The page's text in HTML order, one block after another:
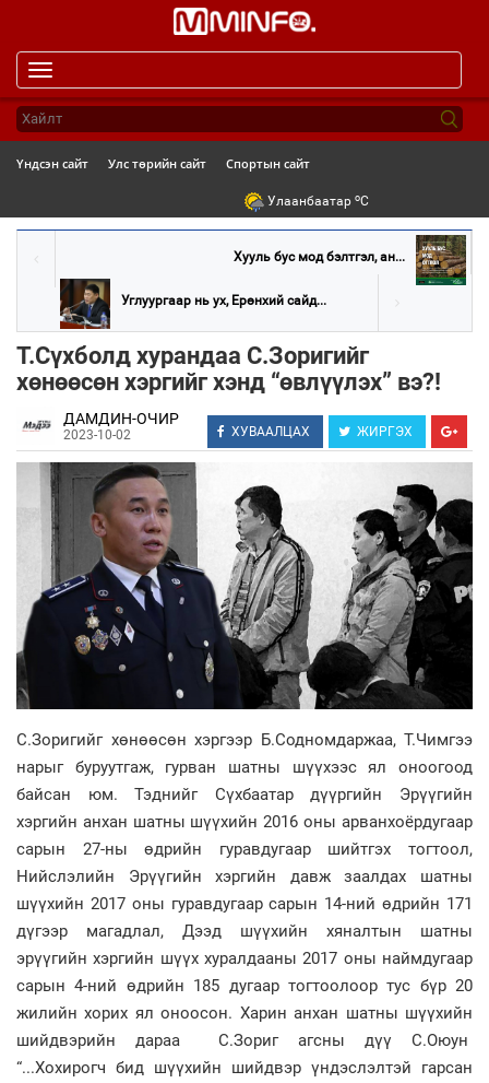
navigation
Үндсэн сайт Улс төрийн сайт Спортын сайт
Улаанбаатар oC
Хууль бус мод бэлтгэл, ан...
Углуургаар нь ух, Ерөнхий сайд...
Т.Сүхболд хурандаа С.Зоригийг
хөнөөсөн хэргийг хэнд “өвлүүлэх” вэ?!
ДАМДИН-ОЧИР
2023-10-02 ХУВААЛЦАХ ЖИРГЭХ
С.Зоригийг хөнөөсөн хэргээр Б.Содномдаржаа, Т.Чимгээ
нарыг буруутгаж, гурван шатны шүүхээс ял оноогоод
байсан юм. Тэднийг Сүхбаатар дүүргийн Эрүүгийн
хэргийн анхан шатны шүүхийн 2016 оны арванхоёрдугаар
сарын 27-ны өдрийн гуравдугаар шийтгэх тогтоол,
Нийслэлийн Эрүүгийн хэргийн давж заалдах шатны
шүүхийн 2017 оны гуравдугаар сарын 14-ний өдрийн 171
дүгээр магадлал, Дээд шүүхийн хяналтын шатны
эрүүгийн хэргийн шүүх хуралдааны 2017 оны наймдугаар
сарын 4-ний өдрийн 185 дугаар тогтоолоор тус бүр 20
жилийн хорих ял оноосон. Харин анхан шатны шүүхийн
шийдвэрийн дараа С.Зориг агсны дүү С.Оюун
“...Хохирогч бид шүүхийн шийдвэр үндэслэлтэй гарсан